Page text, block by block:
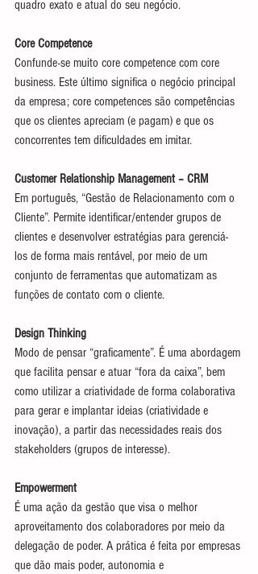
quadro exato e atual do seu negócio.
Core Competence
Confunde-se muito core competence com core
business. Este último significa o negócio principal
da empresa; core competences são competências
que os clientes apreciam (e pagam) e que os
concorrentes tem dificuldades em imitar.
Customer Relationship Management – CRM
Em português, “Gestão de Relacionamento com o
Cliente”. Permite identificar/entender grupos de
clientes e desenvolver estratégias para gerenciá-
los de forma mais rentável, por meio de um
conjunto de ferramentas que automatizam as
funções de contato com o cliente.
Design Thinking
Modo de pensar “graficamente”. É uma abordagem
que facilita pensar e atuar “fora da caixa”, bem
como utilizar a criatividade de forma colaborativa
para gerar e implantar ideias (criatividade e
inovação), a partir das necessidades reais dos
stakeholders (grupos de interesse).
Empowerment
É uma ação da gestão que visa o melhor
aproveitamento dos colaboradores por meio da
delegação de poder. A prática é feita por empresas
que dão mais poder, autonomia e